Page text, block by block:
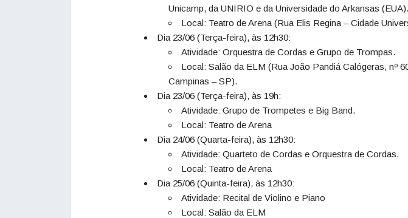
Unicamp, da UNIRIO e da Universidade do Arkansas (EUA).
Local: Teatro de Arena (Rua Elis Regina – Cidade
Dia 23/06 (Terça-feira), às 12h30:
Atividade: Orquestra de Cordas e Grupo de Trompas.
Local: Salão da ELM (Rua João Pandiá Calógeras, nº
Campinas – SP).
Dia 23/06 (Terça-feira), às 19h:
Atividade: Grupo de Trompetes e Big Band.
Local: Teatro de Arena
Dia 24/06 (Quarta-feira), às 12h30:
Atividade: Quarteto de Cordas e Orquestra de Cordas.
Local: Teatro de Arena
Dia 25/06 (Quinta-feira), às 12h30:
Atividade: Recital de Violino e Piano
Local: Salão da ELM